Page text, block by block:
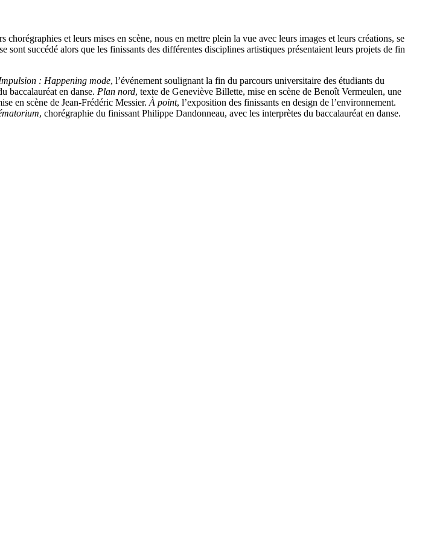
et leurs mises en scène, nous en mettre plein la vue avec leurs images et leurs créations, se
succédé alors que les finissants des différentes disciplines artistiques présentaient leurs projets de fin
: Happening mode, l’événement soulignant la fin du parcours universitaire des étudiants du
baccalauréat en danse. Plan nord, texte de Geneviève Billette, mise en scène de Benoît Vermeulen, une
en scène de Jean-Frédéric Messier. À point, l’exposition des finissants en design de l’environnement.
, chorégraphie du finissant Philippe Dandonneau, avec les interprètes du baccalauréat en danse.